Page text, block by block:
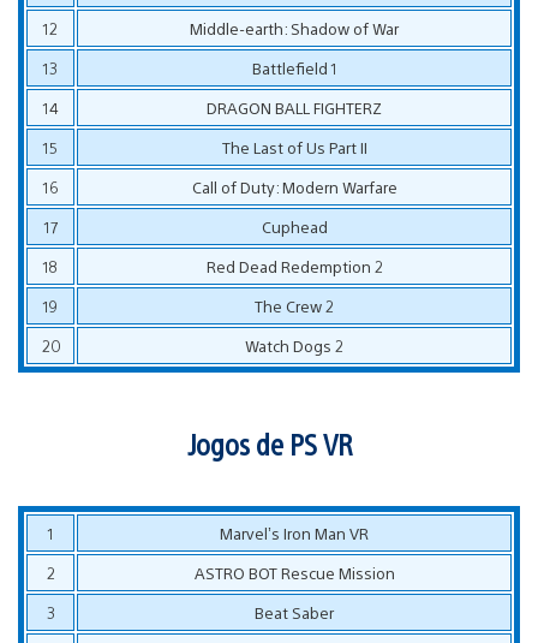
12
Middle-earth: Shadow of War
13
Battlefield 1
14
DRAGON BALL FIGHTERZ
15
The Last of Us Part II
16
Call of Duty: Modern Warfare
17
Cuphead
18
Red Dead Redemption 2
19
The Crew 2
20
Watch Dogs 2
Jogos de PS VR
1
Marvel’s Iron Man VR
2
ASTRO BOT Rescue Mission
3
Beat Saber